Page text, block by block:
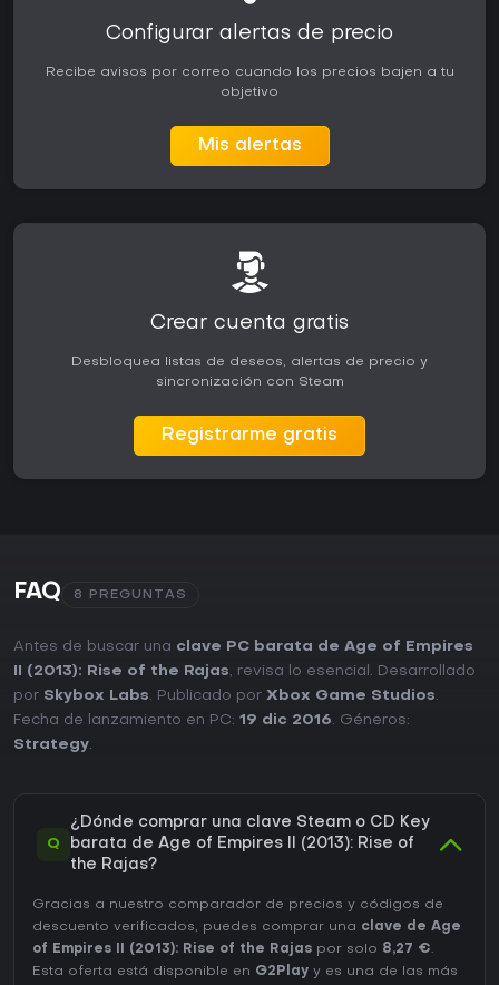
Configurar alertas de precio
Recibe avisos por correo cuando los precios bajen a tu
objetivo
Mis alertas
Crear cuenta gratis
Desbloquea listas de deseos, alertas de precio y
sincronización con Steam
Registrarme gratis
FAQ 8 PREGUNTAS
Antes de buscar una clave PC barata de Age of Empires
II (2013): Rise of the Rajas, revisa lo esencial. Desarrollado
por Skybox Labs. Publicado por Xbox Game Studios.
Fecha de lanzamiento en PC: 19 dic 2016. Géneros:
Strategy.
Q
¿Dónde comprar una clave Steam o CD Key
barata de Age of Empires II (2013): Rise of
the Rajas?
Gracias a nuestro comparador de precios y códigos de
descuento verificados, puedes comprar una clave de Age
of Empires II (2013): Rise of the Rajas por solo 8,27 €.
Esta oferta está disponible en G2Play y es una de las más